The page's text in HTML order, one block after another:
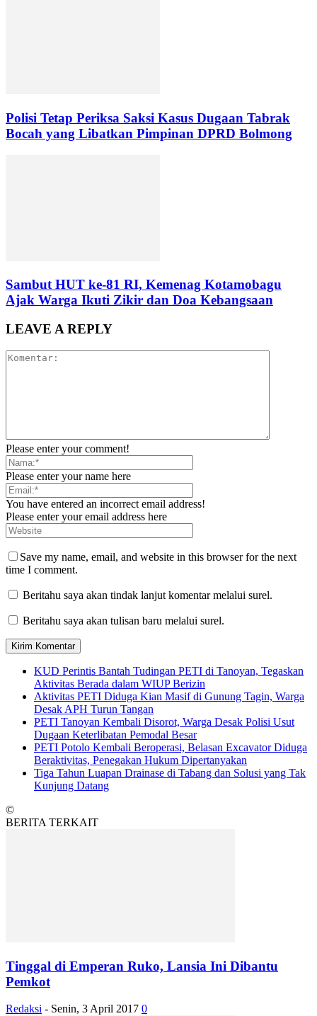
Polisi Tetap Periksa Saksi Kasus Dugaan Tabrak
Bocah yang Libatkan Pimpinan DPRD Bolmong
Sambut HUT ke-81 RI, Kemenag Kotamobagu
Ajak Warga Ikuti Zikir dan Doa Kebangsaan
LEAVE A REPLY
Please enter your comment!
Please enter your name here
You have entered an incorrect email address!
Please enter your email address here
Save my name, email, and website in this browser for the next
time I comment.
Beritahu saya akan tindak lanjut komentar melalui surel.
Beritahu saya akan tulisan baru melalui surel.
KUD Perintis Bantah Tudingan PETI di Tanoyan, Tegaskan
Aktivitas Berada dalam WIUP Berizin
Aktivitas PETI Diduga Kian Masif di Gunung Tagin, Warga
Desak APH Turun Tangan
PETI Tanoyan Kembali Disorot, Warga Desak Polisi Usut
Dugaan Keterlibatan Pemodal Besar
PETI Potolo Kembali Beroperasi, Belasan Excavator Diduga
Beraktivitas, Penegakan Hukum Dipertanyakan
Tiga Tahun Luapan Drainase di Tabang dan Solusi yang Tak
Kunjung Datang
©
BERITA TERKAIT
Tinggal di Emperan Ruko, Lansia Ini Dibantu
Pemkot
Redaksi - Senin, 3 April 2017 0